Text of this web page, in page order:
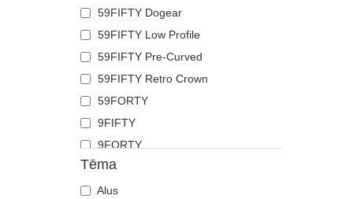
Gailis
Galvaskauss
Gepards
Govs
Grifs
Haizivs
Jāņtārpiņš
Jenots
Kaija
59FIFTY Dogear
59FIFTY Low Profile
59FIFTY Pre-Curved
59FIFTY Retro Crown
59FORTY
9FIFTY
9FORTY
9FORTY APEX
9FORTY M-Crown
Tēma
Alus